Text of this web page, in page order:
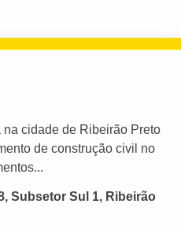
cidade de Ribeirão Preto
de construção civil no
Subsetor Sul 1, Ribeirão